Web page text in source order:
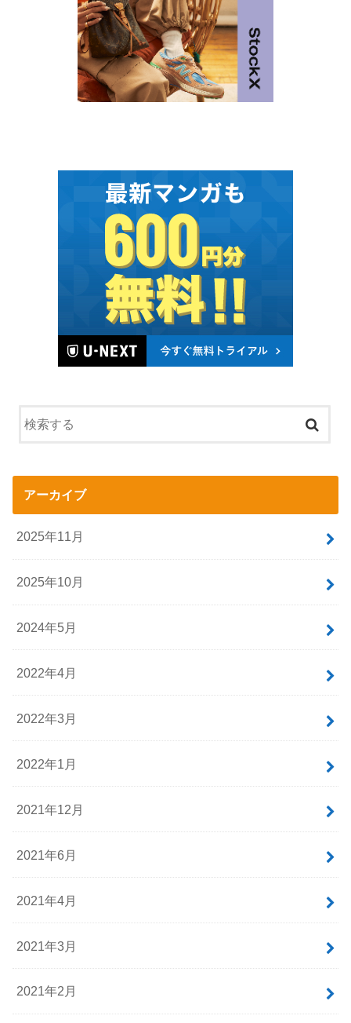
アーカイブ
2025年11月
2025年10月
2024年5月
2022年4月
2022年3月
2022年1月
2021年12月
2021年6月
2021年4月
2021年3月
2021年2月